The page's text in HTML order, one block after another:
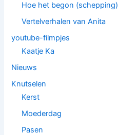
Hoe het begon (schepping)
Vertelverhalen van Anita
youtube-filmpjes
Kaatje Ka
Nieuws
Knutselen
Kerst
Moederdag
Pasen